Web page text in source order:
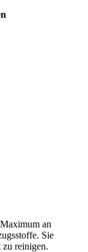
an
Sie
zu reinigen.